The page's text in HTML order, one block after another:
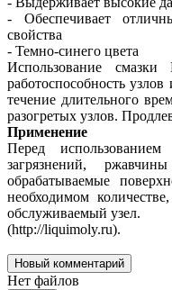
- Обеспечивает
свойства
- Темно-синего цвета
Использование
работоспособность
течение длительного
разогретых узлов.
Применение
Перед
загрязнений,
обрабатываемые
необходимом
обслуживаемый узел.
(http://liquimoly.ru).
Новый комментарий
Нет файлов